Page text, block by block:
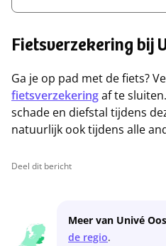
Fietsverzekering bij
Ga je op pad met de fiets?
fietsverzekeringaf te
schade en diefstal tijdens
natuurlijk ook tijdens alle
Deel dit bericht
Meer van Univé
de regio.